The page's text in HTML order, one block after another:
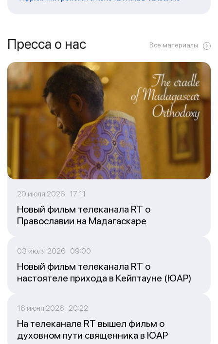
Пресса о нас Все материалы
20 июля 2026 17:11
Новый фильм телеканала RT о
Православии на Мадагаскаре
03 июля 2026 09:00
Новый фильм телеканала RT о
настоятеле прихода в Кейптауне (ЮАР)
16 июня 2026 20:22
На телеканале RT вышел фильм о
духовном пути священника в ЮАР